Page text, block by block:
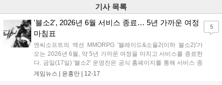
기사 목록
'블소2', 2026년 6월 서비스 종료… 5년 가까운 여정
마침표
엔씨소프트의 액션 MMORPG '블레이드&소울2(이하 블소2)'가
오는 2026년 6월, 약 5년 가까운 여정을 마치고 서비스를 종료한
다. 금일(17일) '블소2' 운영진은 공식 홈페이지를 통해 서비스 종
료 소식을 알렸다. 2021년 8월 26일 정식 출시된 '블소2'는 오는
게임뉴스 | 윤홍만 | 12-17
5